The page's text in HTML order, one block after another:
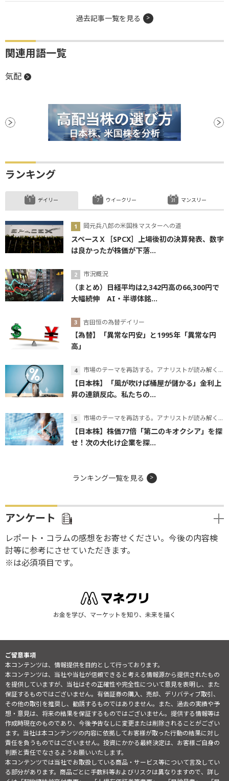
過去記事一覧を見る
関連用語一覧
気配
ランキング
デイリー
岡元兵八郎の米国株マスターへの道
スペースＸ［SPCX］上場後初の決算発表、数字
は良かったが株価が下落...
市況概況
（まとめ）日経平均は2,342円高の66,300円で
大幅続伸 AI・半導体銘...
吉田恒の為替デイリー
【為替】「異常な円安」と1995年「異常な円
高」
市場のテーマを再訪する。アナリストが読み解くテーマの本質
【日本株】「風が吹けば桶屋が儲かる」金利上
昇の連鎖反応。私たちの...
市場のテーマを再訪する。アナリストが読み解くテーマの本質
【日本株】株価77倍「第二のキオクシア」を探
せ！次の大化け企業を探...
ウイークリー マンスリー
ランキング一覧を見る
アンケート
レポート・コラムの感想をお寄せください。今後の内容検
討等に参考にさせていただきます。
※は必須項目です。
お金を学び、マーケットを知り、未来を描く
ご留意事項
本コンテンツは、情報提供を目的として行っております。
本コンテンツは、当社や当社が信頼できると考える情報源から提供されたもの
を提供していますが、当社はその正確性や完全性について意見を表明し、また
保証するものではございません。有価証券の購入、売却、デリバティブ取引、
その他の取引を推奨し、勧誘するものではありません。また、過去の実績や予
想・意見は、将来の結果を保証するものではございません。提供する情報等は
作成時現在のものであり、今後予告なしに変更または削除されることがござい
ます。当社は本コンテンツの内容に依拠してお客様が取った行動の結果に対し
責任を負うものではございません。投資にかかる最終決定は、お客様ご自身の
判断と責任でなさるようお願いいたします。
本コンテンツでは当社でお取扱している商品・サービス等について言及してい
る部分があります。商品ごとに手数料等およびリスクは異なりますので、詳し